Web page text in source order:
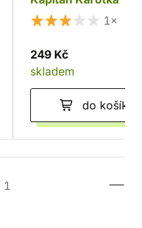
1×
249 Kč
skladem
do košíku
1